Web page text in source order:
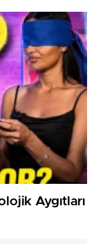
Aygıtları